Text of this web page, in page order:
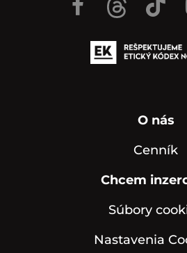
O nás
Cenník
Chcem
Súbory
Nastavenia